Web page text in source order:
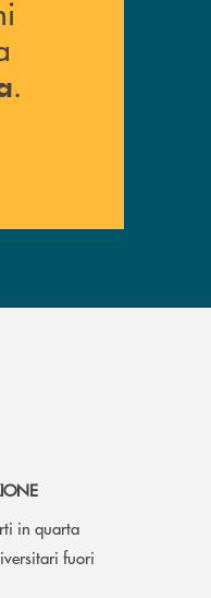
.
in quarta
fuori